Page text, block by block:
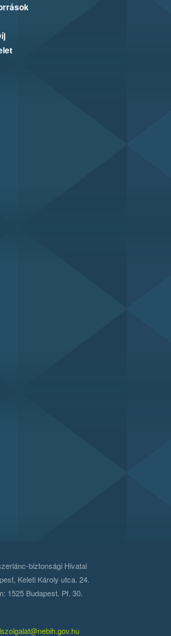
biztonsági Hivatal
Keleti Károly utca. 24.
1525 Budapest. Pf. 30.